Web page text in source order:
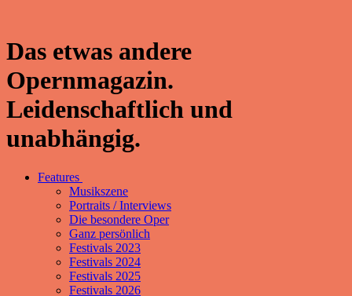
Das etwas andere
Opernmagazin.
Leidenschaftlich und
unabhängig.
Features
Musikszene
Portraits / Interviews
Die besondere Oper
Ganz persönlich
Festivals 2023
Festivals 2024
Festivals 2025
Festivals 2026